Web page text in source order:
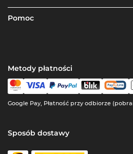
Pomoc
Metody płatności
Google Pay, Płatność przy odbiorze
Sposób dostawy